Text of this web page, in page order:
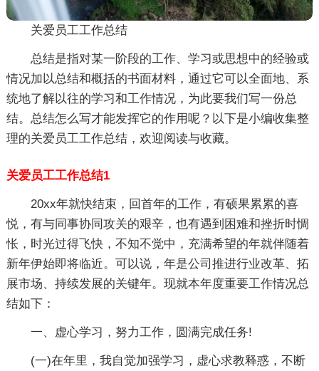
关爱员工工作总结
总结是指对某一阶段的工作、学习或思想中的经验或
情况加以总结和概括的书面材料，通过它可以全面地、系
统地了解以往的学习和工作情况，为此要我们写一份总
结。总结怎么写才能发挥它的作用呢？以下是小编收集整
理的关爱员工工作总结，欢迎阅读与收藏。
关爱员工工作总结1
20xx年就快结束，回首年的工作，有硕果累累的喜
悦，有与同事协同攻关的艰辛，也有遇到困难和挫折时惆
怅，时光过得飞快，不知不觉中，充满希望的年就伴随着
新年伊始即将临近。可以说，年是公司推进行业改革、拓
展市场、持续发展的关键年。现就本年度重要工作情况总
结如下：
一、虚心学习，努力工作，圆满完成任务!
(一)在年里，我自觉加强学习，虚心求教释惑，不断